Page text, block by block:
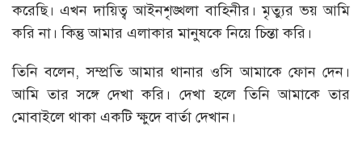
করেছি। এখন দায়িত্ব আইনশৃঙ্খলা বাহিনীর। মৃত্যুর ভয় আমি
করি না। কিন্তু আমার এলাকার মানুষকে নিয়ে চিন্তা করি।
তিনি বলেন, সম্প্রতি আমার থানার ওসি আমাকে ফোন দেন।
আমি তার সঙ্গে দেখা করি। দেখা হলে তিনি আমাকে তার
মোবাইলে থাকা একটি ক্ষুদে বার্তা দেখান।